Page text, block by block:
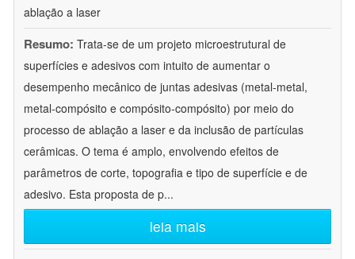
ablação a laser
Resumo: Trata-se de um projeto microestrutural de
superfícies e adesivos com intuito de aumentar o
desempenho mecânico de juntas adesivas (metal-metal,
metal-compósito e compósito-compósito) por meio do
processo de ablação a laser e da inclusão de partículas
cerâmicas. O tema é amplo, envolvendo efeitos de
parâmetros de corte, topografia e tipo de superfície e de
adesivo. Esta proposta de p...
leia mais